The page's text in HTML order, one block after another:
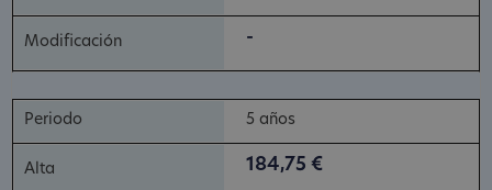
-
5 años
184,75 €